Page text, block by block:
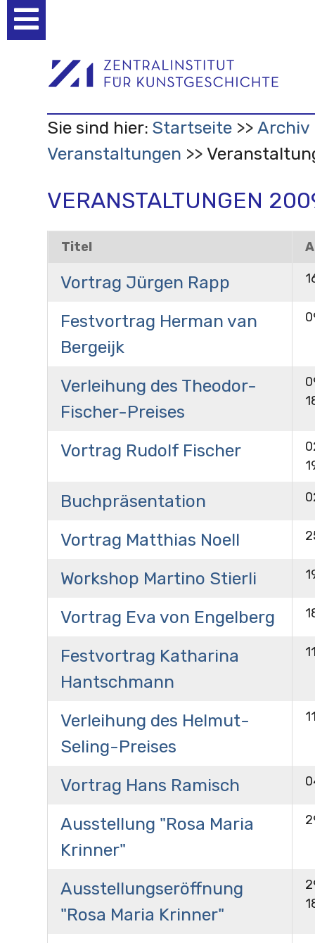
Werkzeuge
Sie sind hier: Startseite
Archiv
Veranstaltungen
VERANSTALTUNGEN
Titel
Vortrag Jürgen Rapp
Festvortrag Herman van
Bergeijk
Verleihung des Theodor-
Fischer-Preises
Vortrag Rudolf Fischer
Buchpräsentation
Vortrag Matthias Noell
Workshop Martino Stierli
Vortrag Eva von Engelberg
Festvortrag Katharina
Hantschmann
Verleihung des Helmut-
Seling-Preises
Vortrag Hans Ramisch
Ausstellung "Rosa Maria
Krinner"
Ausstellungseröffnung
"Rosa Maria Krinner"